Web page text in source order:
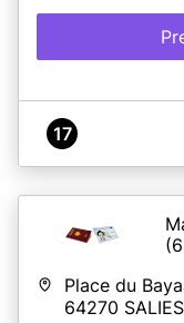
17
Place du
64270